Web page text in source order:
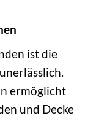
ist die
ermöglicht
und Decke